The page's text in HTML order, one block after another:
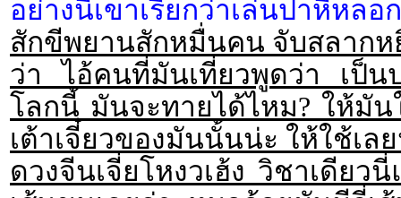
อย่างนี้เขาเรียกว่าเล่นปาหี่หลอ
สักขีพยานสักหมื่นคน จับสลาก
ว่า ไอ้คนที่มันเที่ยวพูดว่า เป็น
โลกนี้ มันจะทายได้ไหม? ให้มั
เต้าเจี๋ยวของมันนั้นน่ะ ให้ใช้เล
ดวงจีนเจี่ยโหงวเฮ้ง วิชาเดียว